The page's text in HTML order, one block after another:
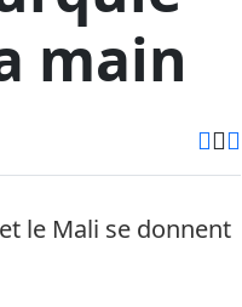
main
le Mali se donnent